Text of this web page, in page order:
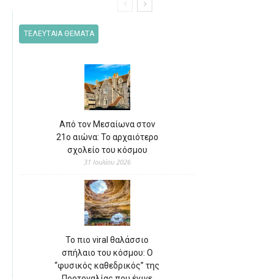
ΤΕΛΕΥΤΑΙΑ ΘΕΜΑΤΑ
Από τον Μεσαίωνα στον
21ο αιώνα: Το αρχαιότερο
σχολείο του κόσμου
31 Ιουλίου 2026
Το πιο viral θαλάσσιο
σπήλαιο του κόσμου: Ο
“φυσικός καθεδρικός” της